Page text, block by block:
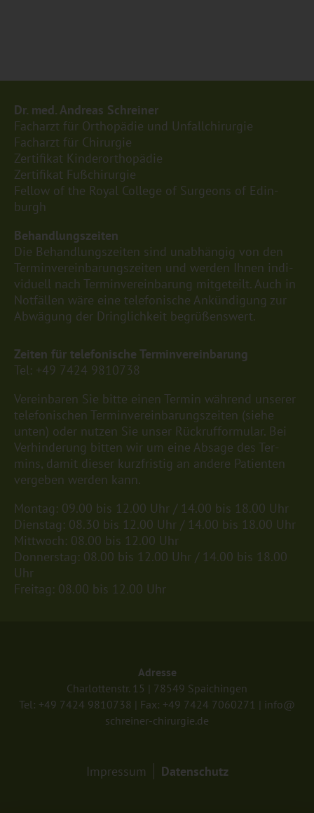
Dr. med. An­dre­as Schrei­ner
Fach­arzt für Or­tho­pä­die und Un­fall­chir­ur­gie
Fach­arzt für Chir­ur­gie
Zer­ti­fi­kat Kin­der­or­tho­pä­die
Zer­ti­fi­kat Fu­ßchir­ur­gie
Fel­low of the Royal Col­le­ge of Sur­ge­ons of Edin­
burgh
Be­hand­lungs­zei­ten
Die Be­hand­lungs­zei­ten sind un­ab­hän­gig von den
Ter­min­ver­ein­ba­rungs­zei­ten und wer­den Ihnen in­di­
vi­du­ell nach Ter­min­ver­ein­ba­rung mit­ge­teilt. Auch in
Not­fäl­len wäre eine te­le­fo­ni­sche An­kün­di­gung zur
Ab­wä­gung der Dring­lich­keit be­grü­ßens­wert.
Zei­ten für te­le­fo­ni­sche Ter­min­ver­ein­ba­rung
Tel: +49 7424 9810738
Ver­ein­ba­ren Sie bitte einen Ter­min wäh­rend un­se­rer
te­le­fo­ni­schen Ter­min­ver­ein­ba­rungs­zei­ten (siehe
unten) oder nut­zen Sie unser Rück­ruf­for­mu­lar. Bei
Ver­hin­de­rung bit­ten wir um eine Ab­sa­ge des Ter­
mins, damit die­ser kurz­fris­tig an an­de­re Pa­ti­en­ten
ver­ge­ben wer­den kann.
Mon­tag: 09.00 bis 12.00 Uhr / 14.00 bis 18.00 Uhr
Diens­tag: 08.30 bis 12.00 Uhr / 14.00 bis 18.00 Uhr
Mitt­woch: 08.00 bis 12.00 Uhr
Don­ners­tag: 08.00 bis 12.00 Uhr / 14.00 bis 18.00
Uhr
Frei­tag: 08.00 bis 12.00 Uhr
Adres­se
Char­lot­ten­str. 15 | 78549 Spai­chin­gen
Tel: +49 7424 9810738 | Fax: +49 7424 7060271 | info@​
schreiner-​chirurgie.​de
Im­pres­sum Da­ten­schutz